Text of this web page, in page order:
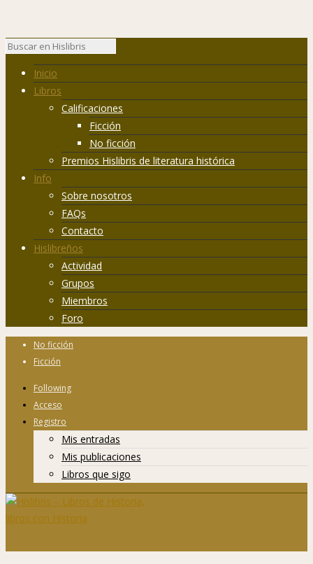
Inicio
Libros
Calificaciones
Ficción
No ficción
Premios Hislibris de literatura histórica
Info
Sobre nosotros
FAQs
Contacto
Hislibreños
Actividad
Grupos
Miembros
Foro
No ficción
Ficción
Following
Acceso
Registro
Mis entradas
Mis publicaciones
Libros que sigo